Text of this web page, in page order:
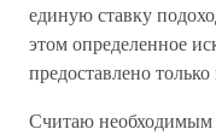
единую ставку
этом определенное
предоставлено
Считаю необходимым